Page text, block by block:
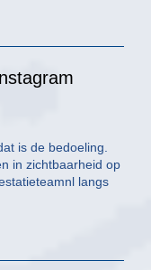
is de bedoeling.
in zichtbaarheid op
langs